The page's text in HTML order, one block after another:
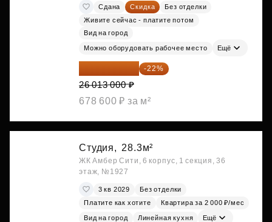
Сдана Скидка
Без отделки
Живите сейчас - платите потом
Вид на город
Можно оборудовать рабочее место Ещё
20 290 140 ₽ -22%
26 013 000 ₽
678 600 ₽ за м²
Студия, 28.3м²
ЖК Амбер Сити, 6 корпус, 1 секция, 36
этаж, №1927
3 кв 2029
Без отделки
Платите как хотите
Квартира за 2 000 ₽/мес
Вид на город Линейная кухня Ещё